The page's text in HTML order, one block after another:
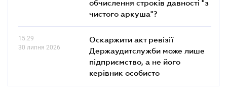
обчислення строків давності "з
чистого аркуша"?
15.29
30 липня 2026
Оскаржити акт ревізії
Держаудитслужби може лише
підприємство, а не його
керівник особисто